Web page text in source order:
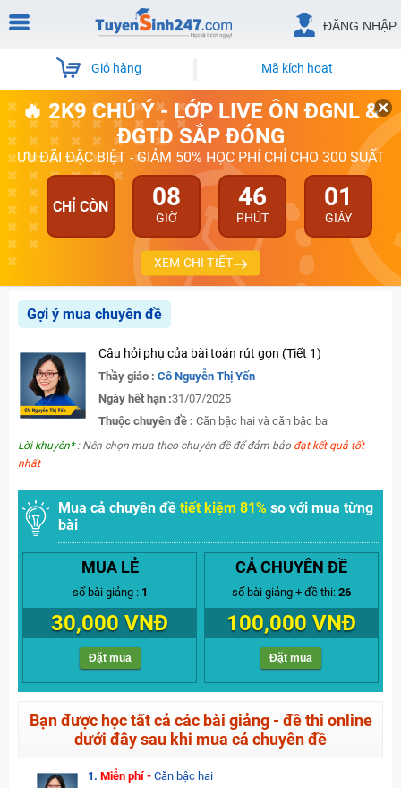
ĐĂNG NHẬP
Giỏ hàng Mã kích hoạt
🔥 2K9 CHÚ Ý - LỚP LIVE ÔN ĐGNL &
ĐGTD SẮP ĐÓNG
ƯU ĐÃI ĐẶC BIỆT - GIẢM 50% HỌC PHÍ CHỈ CHO 300 SUẤT
CHỈ CÒN 08
GIỜ
46
PHÚT
01
GIÂY
XEM CHI TIẾT
Gợi ý mua chuyên đề
Câu hỏi phụ của bài toán rút gọn (Tiết 1)
Thầy giáo : Cô Nguyễn Thị Yến
Ngày hết hạn :31/07/2025
Thuộc chuyên đề : Căn bậc hai và căn bậc ba
Lời khuyên*: Nên chọn mua theo chuyên đề để đảm bảo đạt kết quả tốt
nhất
Mua cả chuyên đề tiết kiệm 81% so với mua từng
bài
MUA LẺ
số bài giảng : 1
30,000 VNĐ
Đặt mua
CẢ CHUYÊN ĐỀ
số bài giảng + đề thi: 26
100,000 VNĐ
Đặt mua
Bạn được học tất cả các bài giảng - đề thi online
dưới đây sau khi mua cả chuyên đề
1. Miễn phí - Căn bậc hai